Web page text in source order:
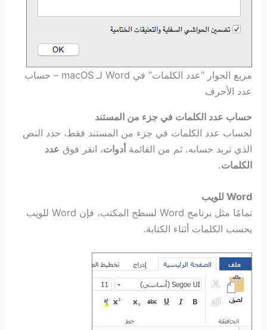
مربع الحوار “عدد الكلمات” في Word لـ macOS – حساب
عدد الأحرف
حساب عدد الكلمات في جزء من المستند
لحساب عدد الكلمات في جزء من المستند فقط، حدد النص
الذي تريد حسابه. ثم من القائمةأدوات، انقر فوق عدد
الكلمات.
Word للويب
تمامًا مثل برنامج Word لسطح المكتب، فإن Word للويب
يحسب الكلمات أثناء الكتابة.